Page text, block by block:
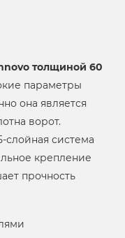
толщиной 60
параметры
она является
ворот.
слойная система
крепление
прочность